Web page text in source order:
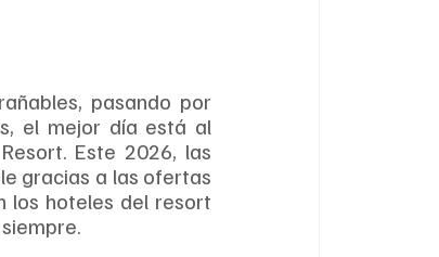
pasando por
el mejor día está al
Este 2026, las
gracias a las ofertas
los hoteles del resort